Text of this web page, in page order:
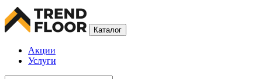
Каталог
Акции
Услуги